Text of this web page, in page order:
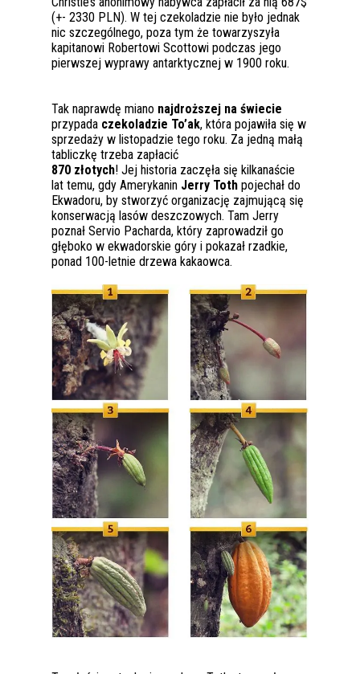
(+- 2330 PLN). W tej czekoladzie nie było jednak
nic szczególnego, poza tym że towarzyszyła
kapitanowi Robertowi Scottowi podczas jego
pierwszej wyprawy antarktycznej w 1900 roku.
Tak naprawdę miano najdroższej na świecie
przypada czekoladzie To’ak, która pojawiła się w
sprzedaży w listopadzie tego roku. Za jedną małą
tabliczkę trzeba zapłacić
870 złotych! Jej historia zaczęła się kilkanaście
lat temu, gdy Amerykanin Jerry Toth pojechał do
Ekwadoru, by stworzyć organizację zajmującą się
konserwacją lasów deszczowych. Tam Jerry
poznał Servio Pacharda, który zaprowadził go
głęboko w ekwadorskie góry i pokazał rzadkie,
ponad 100-letnie drzewa kakaowca.